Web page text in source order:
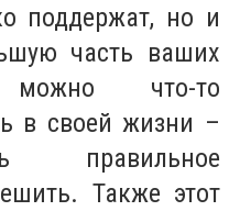
поддержат, но и
часть ваших
что-то
в своей жизни –
правильное
Также этот